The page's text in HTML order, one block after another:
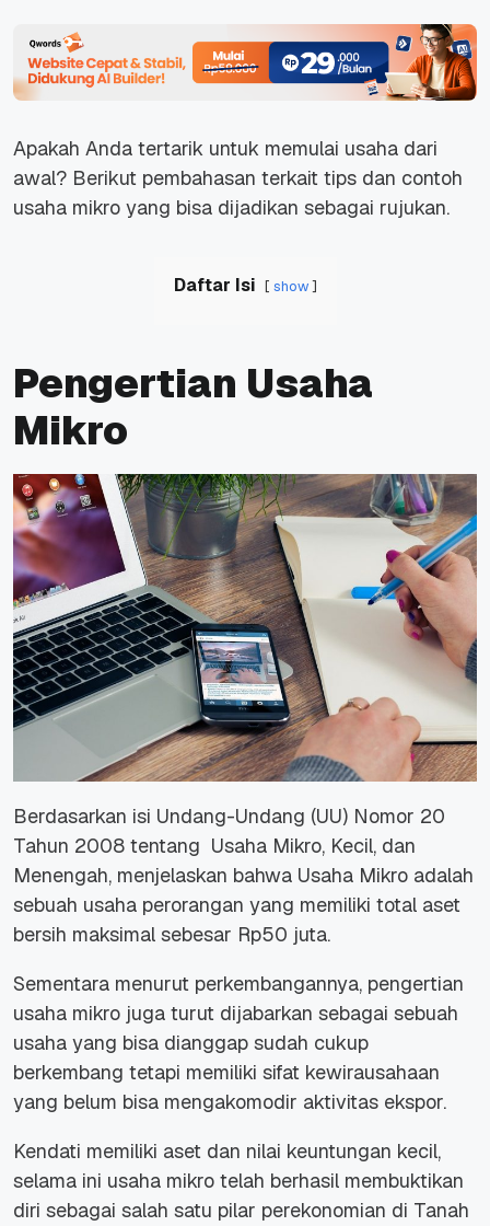
Apakah Anda tertarik untuk memulai usaha dari
awal? Berikut pembahasan terkait tips dan contoh
usaha mikro yang bisa dijadikan sebagai rujukan.
Daftar Isi show
Pengertian Usaha
Mikro
Berdasarkan isi Undang-Undang (UU) Nomor 20
Tahun 2008 tentang Usaha Mikro, Kecil, dan
Menengah, menjelaskan bahwa Usaha Mikro adalah
sebuah usaha perorangan yang memiliki total aset
bersih maksimal sebesar Rp50 juta.
Sementara menurut perkembangannya, pengertian
usaha mikro juga turut dijabarkan sebagai sebuah
usaha yang bisa dianggap sudah cukup
berkembang tetapi memiliki sifat kewirausahaan
yang belum bisa mengakomodir aktivitas ekspor.
Kendati memiliki aset dan nilai keuntungan kecil,
selama ini usaha mikro telah berhasil membuktikan
diri sebagai salah satu pilar perekonomian di Tanah